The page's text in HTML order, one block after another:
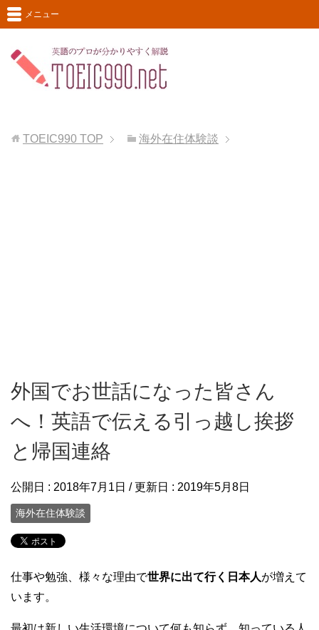
メニュー
TOEIC990 TOP 海外在住体験談
外国でお世話になった皆さん
へ！英語で伝える引っ越し挨拶
と帰国連絡
公開日 : 2018年7月1日 / 更新日 : 2019年5月8日
海外在住体験談
仕事や勉強、様々な理由で世界に出て行く日本人が増えて
います。